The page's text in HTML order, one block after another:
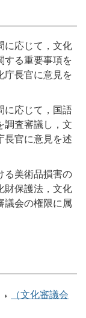
に応じて，文化
する重要事項を
庁長官に意見を
に応じて，国語
調査審議し，文
長官に意見を述
る美術品損害の
財保護法，文化
議会の権限に属
（文化審議会